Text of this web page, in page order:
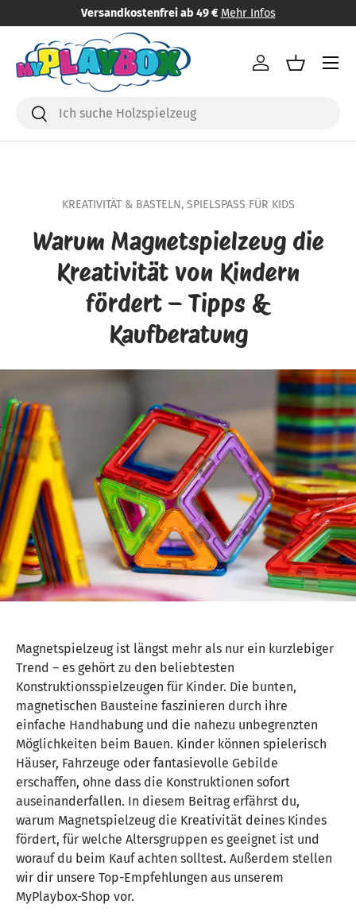
Direkt zum Inhalt
Versandkostenfrei ab 49 € Mehr Infos
Suchen
Suchen
Einloggen
Menü
KREATIVITÄT & BASTELN, SPIELSPASS FÜR KIDS
Warum Magnetspielzeug die
Kreativität von Kindern
fördert – Tipps &
Kaufberatung
Magnetspielzeug ist längst mehr als nur ein kurzlebiger
Trend – es gehört zu den beliebtesten
Konstruktionsspielzeugen für Kinder. Die bunten,
magnetischen Bausteine faszinieren durch ihre
einfache Handhabung und die nahezu unbegrenzten
Möglichkeiten beim Bauen. Kinder können spielerisch
Häuser, Fahrzeuge oder fantasievolle Gebilde
erschaffen, ohne dass die Konstruktionen sofort
auseinanderfallen. In diesem Beitrag erfährst du,
warum Magnetspielzeug die Kreativität deines Kindes
fördert, für welche Altersgruppen es geeignet ist und
worauf du beim Kauf achten solltest. Außerdem stellen
wir dir unsere Top-Empfehlungen aus unserem
MyPlaybox-Shop vor.